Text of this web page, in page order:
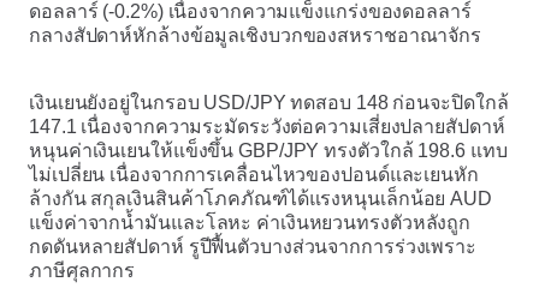
ดอลลาร์ (-0.2%) เนื่องจากความแข็งแกร่งของดอลลาร์
กลางสัปดาห์หักล้างข้อมูลเชิงบวกของสหราชอาณาจักร
เงินเยนยังอยู่ในกรอบ USD/JPY ทดสอบ 148 ก่อนจะปิดใกล้
147.1 เนื่องจากความระมัดระวังต่อความเสี่ยงปลายสัปดาห์
หนุนค่าเงินเยนให้แข็งขึ้น GBP/JPY ทรงตัวใกล้ 198.6 แทบ
ไม่เปลี่ยน เนื่องจากการเคลื่อนไหวของปอนด์และเยนหัก
ล้างกัน สกุลเงินสินค้าโภคภัณฑ์ได้แรงหนุนเล็กน้อย AUD
แข็งค่าจากน้ำมันและโลหะ ค่าเงินหยวนทรงตัวหลังถูก
กดดันหลายสัปดาห์ รูปีฟื้นตัวบางส่วนจากการร่วงเพราะ
ภาษีศุลกากร